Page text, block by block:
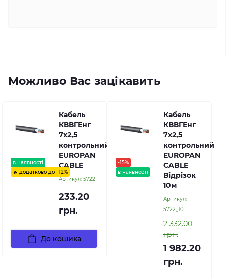
Можливо Вас зацікавить
в наявності
🔥 додатково до -12%
Кабель
КВВГЕнг
7х2,5
контрольний
EUROPAN
CABLE
Артикул: 5722
233.20
грн.
До кошика
-15%
в наявності
Кабель
КВВГЕнг
7х2,5
контрольний
EUROPAN
CABLE
Відрізок
10м
Артикул:
5722_10
2 332.00
грн.
1 982.20
грн.